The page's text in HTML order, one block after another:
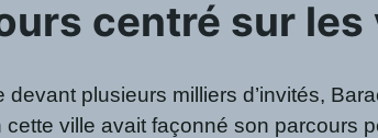
centré sur
devant plusieurs milliers d’invités,
cette ville avait façonné son parcours